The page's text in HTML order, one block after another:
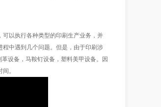
以执行各种类型的印刷生产业务，并
中遇到几个问题。但是，由于印刷涉
设备，马鞍钉设备，塑料美甲设备。因
。